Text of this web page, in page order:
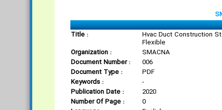
Title :
Hvac Duct Construction
Flexible
Organization :
SMACNA
Document Number :
006
Document Type :
PDF
Keywords :
-
Publication Date :
2020
Number Of Page :
0